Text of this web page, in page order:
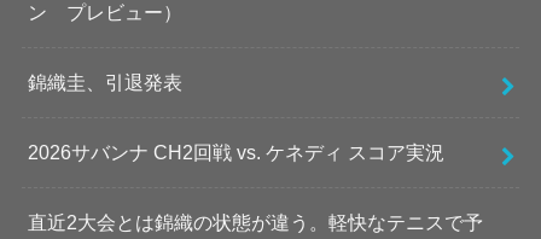
ン プレビュー）
錦織圭、引退発表
2026サバンナ CH2回戦 vs. ケネディ スコア実況
直近2大会とは錦織の状態が違う。軽快なテニスで予